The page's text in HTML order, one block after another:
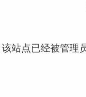
站点已经被管理